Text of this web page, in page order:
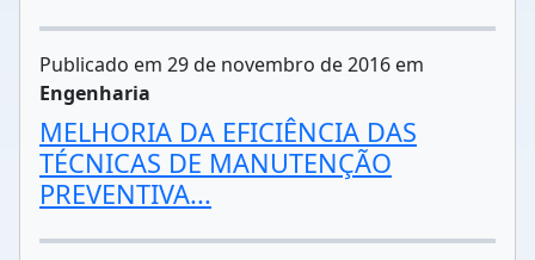
Publicado em 29 de novembro de 2016 em
Engenharia
MELHORIA DA EFICIÊNCIA DAS
TÉCNICAS DE MANUTENÇÃO
PREVENTIVA...